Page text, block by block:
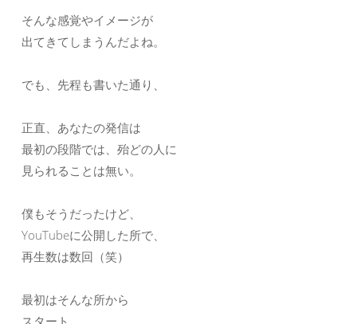
そんな感覚やイメージが
出てきてしまうんだよね。
でも、先程も書いた通り、
正直、あなたの発信は
最初の段階では、殆どの人に
見られることは無い。
僕もそうだったけど、
YouTubeに公開した所で、
再生数は数回（笑）
最初はそんな所から
スタート。